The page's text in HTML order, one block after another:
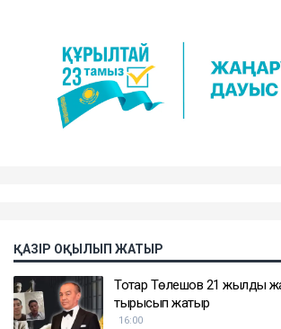
ҚАЗІР ОҚЫЛЫП ЖАТЫР
Тоқтар Төлешов 21 жылдық
тырысып жатыр
16:00